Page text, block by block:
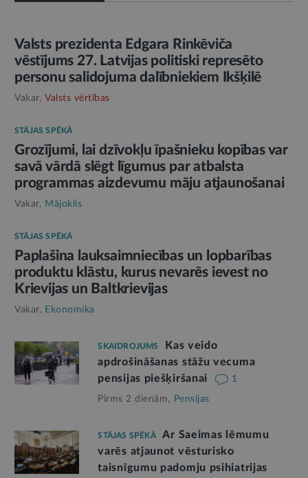
Valsts prezidenta Edgara Rinkēviča
vēstījums 27. Latvijas politiski represēto
personu salidojuma dalībniekiem Ikšķilē
Vakar, Valsts vērtības
STĀJAS SPĒKĀ
Grozījumi, lai dzīvokļu īpašnieku kopības var
savā vārdā slēgt līgumus par atbalsta
programmas aizdevumu māju atjaunošanai
Vakar, Mājoklis
STĀJAS SPĒKĀ
Paplašina lauksaimniecības un lopbarības
produktu klāstu, kurus nevarēs ievest no
Krievijas un Baltkrievijas
Vakar, Ekonomika
SKAIDROJUMS
Kas veido
apdrošināšanas stāžu vecuma
pensijas piešķiršanai
1
Pirms 2 dienām, Pensijas
STĀJAS SPĒKĀ
Ar Saeimas lēmumu
varēs atjaunot vēsturisko
taisnīgumu padomju psihiatrijas